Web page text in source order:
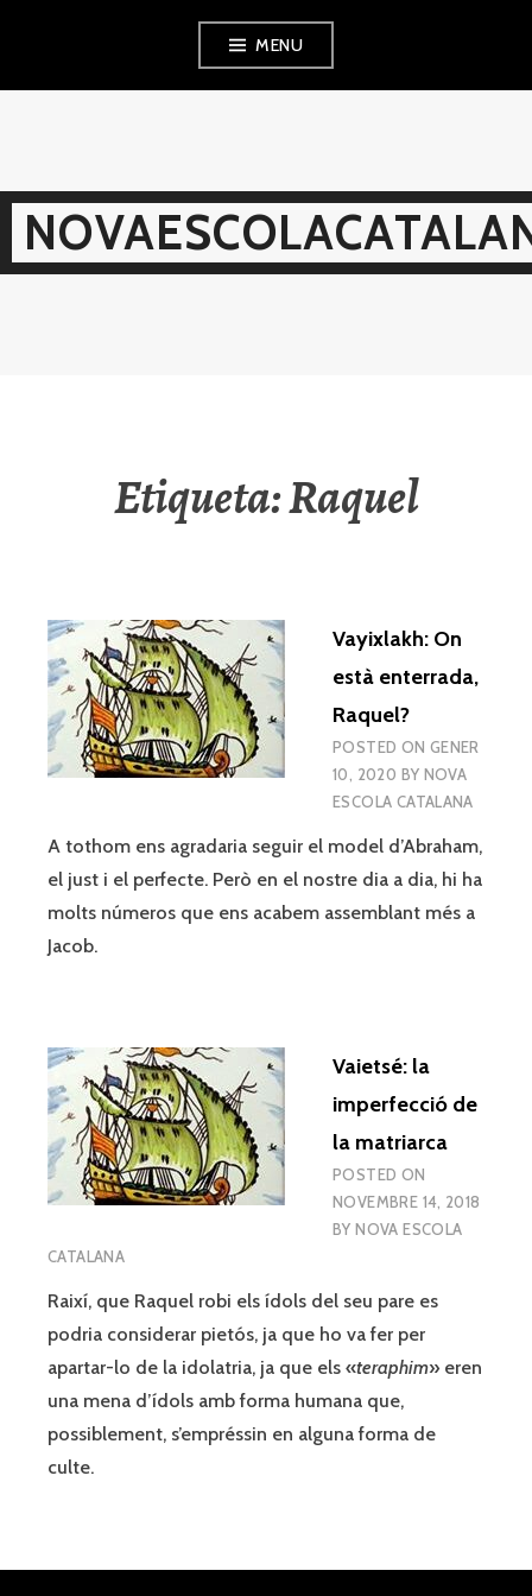
MENU
Etiqueta:Raquel
Vayixlakh: On
està enterrada,
Raquel?
POSTED ON GENER
10, 2020 BY NOVA
ESCOLA CATALANA
A tothom ens agradaria seguir el model d’Abraham,
el just i el perfecte. Però en el nostre dia a dia, hi ha
molts números que ens acabem assemblant més a
Jacob.
Vaietsé: la
imperfecció de
la matriarca
POSTED ON
NOVEMBRE 14, 2018
BYNOVA ESCOLA
CATALANA
Raixí, que Raquel robi els ídols del seu pare es
podria considerar pietós, ja que ho va fer per
apartar-lo de la idolatria, ja que els «teraphim» eren
una mena d’ídols amb forma humana que,
possiblement, s’empréssin en alguna forma de
culte.